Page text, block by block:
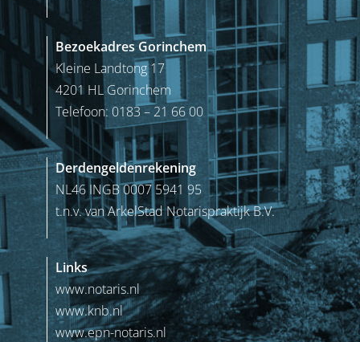
Bezoekadres Gorinchem
Kleine Landtong 17
4201 HL Gorinchem
Telefoon: 0183 – 21 66 00
Derdengeldenrekening
NL46 INGB 0007 5941 95
t.n.v. van ArkelStad Notarispraktijk B.V.
Links
www.notaris.nl
www.knb.nl
www.epn-notaris.nl